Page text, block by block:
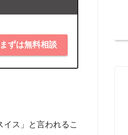
まずは無料相談
ス」と言われるこ